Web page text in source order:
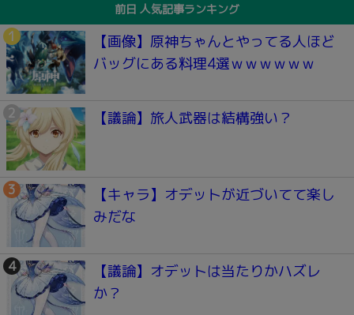
前日 人気記事ランキング
【画像】原神ちゃんとやってる人ほど
バッグにある料理4選ｗｗｗｗｗｗ
【議論】旅人武器は結構強い？
【キャラ】オデットが近づいてて楽し
みだな
【議論】オデットは当たりかハズレ
か？